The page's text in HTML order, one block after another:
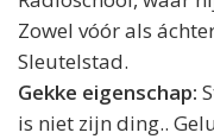
Zowel vóór als
Sleutelstad.
Gekke eigenschap:
is niet zijn ding..